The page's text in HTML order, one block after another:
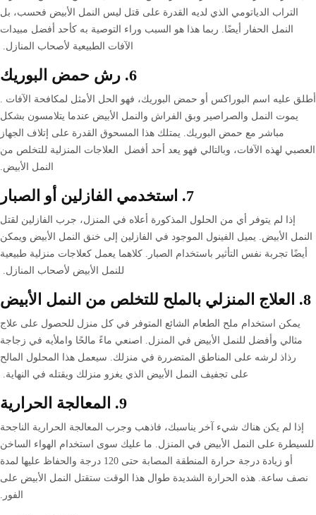
التراب الدياتومي الذي لديه القدرة على قتل ليس النمل الأبيض فحسب، بل
النمل الحفار أيضًا. ربما هذا هو السبب وراء التوصية به كأحد أفضل مبيدات
الآفات الطبيعية لأصحاب المنازل.
6. رش حمض البوريك
أطلق عليه اسم البوراكس أو حمض البوريك، فهو الحل الأمثل لمكافحة الآفات .
يموت النمل والصراصير وبق الفراش والنمل الأبيض عندما يتلامسون بشكل
مباشر مع حمض البوريك. يمتلك هذا المسحوق القدرة على إتلاف الجهاز
العصبي لهذه الآفات، وبالتالي فهو يعد أحد أفضل العلاجات المنزلية للتخلص من
النمل الأبيض.
7. استخدمي الفازلين أو الصبار
إذا لم يتوفر أي من الحلول المذكورة أعلاه في المنزل، جرب الفازلين لقتل
النمل الأبيض. يميل الفينول الموجود في الفازلين إلى خنق النمل الأبيض ويمكن
أيضًا تجربة نفس التأثير باستخدام الصبار. كلاهما يعمل كعلاجات منزلية طبيعية
للنمل الأبيض لأصحاب المنازل.
8. العلاج المنزلي بالملح للتخلص من النمل الأبيض
يمكن استخدام ملح الطعام الشائع المتوفر في كل منزل للحصول على علاج
مثالي وأفضل للنمل الأبيض في المنزل. اصنعي ماءً مالحًا واملأيه في زجاجة
رذاذ لرشه على المناطق المتضررة في منزلك. سيعمل هذا المحلول المالح
على تجفيف النمل الأبيض الذي يغزو منزلك ويقتله في النهاية.
9. المعالجة الحرارية
إذا لم يكن هناك شيء آخر يناسبك، فاذهب وجرب المعالجة الحرارية الناجحة
للسيطرة على النمل الأبيض في المنزل. ما عليك سوى استخدام الهواء الساخن
أو زيادة درجة حرارة المنطقة المصابة حتى 120 درجة والحفاظ عليها لمدة
نصف ساعة. هذه الحرارة الشديدة طوال هذا الوقت ستقتل النمل الأبيض على
الفور.